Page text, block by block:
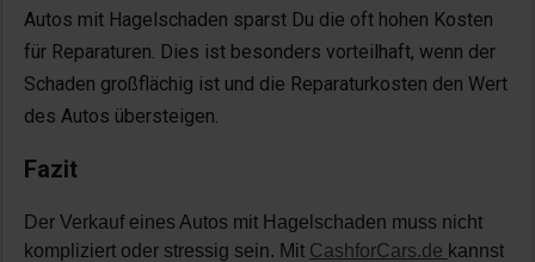
Autos mit Hagelschaden sparst Du die oft hohen Kosten
für Reparaturen. Dies ist besonders vorteilhaft, wenn der
Schaden großflächig ist und die Reparaturkosten den Wert
des Autos übersteigen.
Fazit
Der Verkauf eines Autos mit Hagelschaden muss nicht
kompliziert oder stressig sein. Mit CashforCars.de kannst